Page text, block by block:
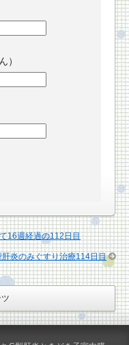
）
16週経過の112日目
炎のみぐすり治療114日目